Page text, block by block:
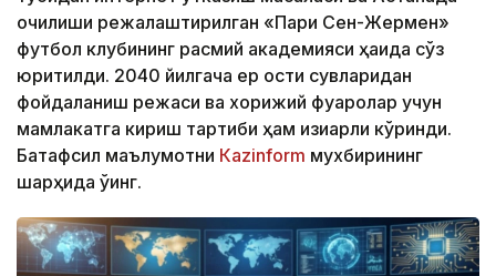
очилиши режалаштирилган «Пари Сен-Жермен»
футбол клубининг расмий академияси ҳақида сўз
юритилди. 2040 йилгача ер ости сувларидан
фойдаланиш режаси ва хорижий фуқаролар учун
мамлакатга кириш тартиби ҳам қизиқарли кўринди.
Батафсил маълумотни Кazinform мухбирининг
шарҳида ўқинг.